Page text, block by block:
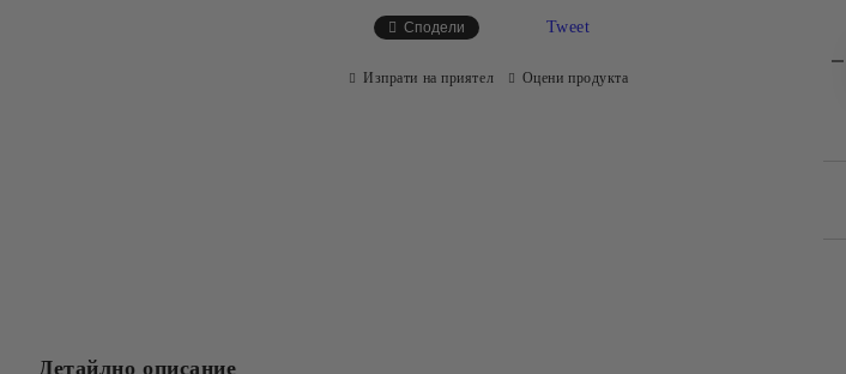
Сподели Tweet
Изпрати на приятел Оцени продукта
Детайлно описание